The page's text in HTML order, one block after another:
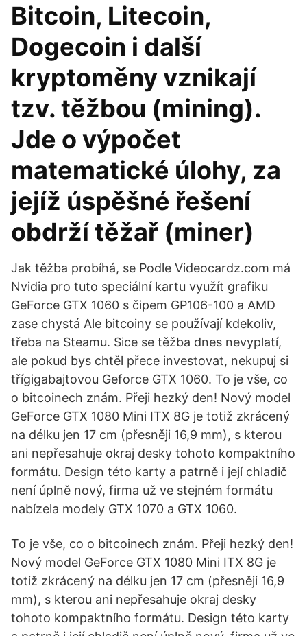
Bitcoin, Litecoin,
Dogecoin i další
kryptoměny vznikají
tzv. těžbou (mining).
Jde o výpočet
matematické úlohy, za
jejíž úspěšné řešení
obdrží těžař (miner)
Jak těžba probíhá, se Podle Videocardz.com má
Nvidia pro tuto speciální kartu využít grafiku
GeForce GTX 1060 s čipem GP106-100 a AMD
zase chystá Ale bitcoiny se používají kdekoliv,
třeba na Steamu. Sice se těžba dnes nevyplatí,
ale pokud bys chtěl přece investovat, nekupuj si
třígigabajtovou Geforce GTX 1060. To je vše, co
o bitcoinech znám. Přeji hezký den! Nový model
GeForce GTX 1080 Mini ITX 8G je totiž zkrácený
na délku jen 17 cm (přesněji 16,9 mm), s kterou
ani nepřesahuje okraj desky tohoto kompaktního
formátu. Design této karty a patrně i její chladič
není úplně nový, firma už ve stejném formátu
nabízela modely GTX 1070 a GTX 1060.
To je vše, co o bitcoinech znám. Přeji hezký den!
Nový model GeForce GTX 1080 Mini ITX 8G je
totiž zkrácený na délku jen 17 cm (přesněji 16,9
mm), s kterou ani nepřesahuje okraj desky
tohoto kompaktního formátu. Design této karty